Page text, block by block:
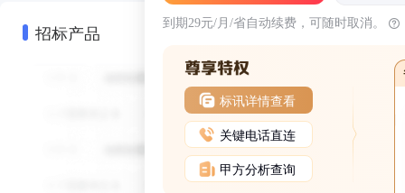
招标产品 到期29元/月/省自动续费，可随时取消。
标讯详情查看
关键电话直连
甲方分析查询